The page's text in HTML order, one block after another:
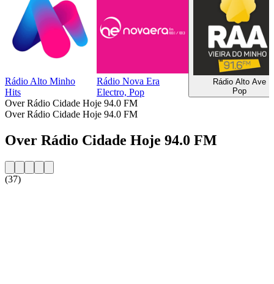
Rádio Alto Minho
Hits
Rádio Nova Era
Electro, Pop
Rádio Alto Ave
Pop
Over Rádio Cidade Hoje 94.0 FM
Over Rádio Cidade Hoje 94.0 FM
Over Rádio Cidade Hoje 94.0 FM
(37)